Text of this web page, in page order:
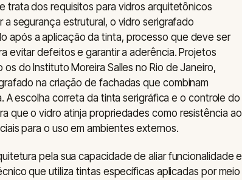
trata dos requisitos para vidros arquitetônicos
a segurança estrutural, o vidro serigrafado
após a aplicação da tinta, processo que deve ser
evitar defeitos e garantir a aderência. Projetos
do Instituto Moreira Salles no Rio de Janeiro,
na criação de fachadas que combinam
escolha correta da tinta serigráfica e o controle do
que o vidro atinja propriedades como resistência ao
para o uso em ambientes externos.
pela sua capacidade de aliar funcionalidade e
que utiliza tintas específicas aplicadas por meio